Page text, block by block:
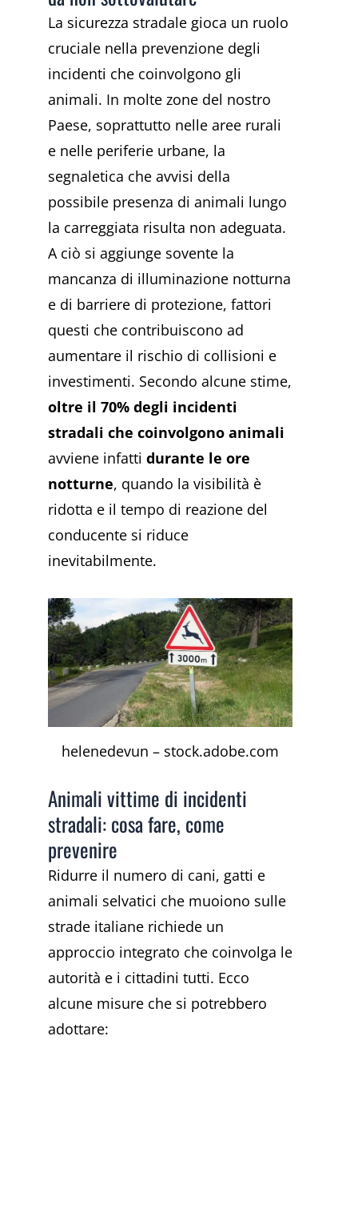
La sicurezza stradale gioca un ruolo
cruciale nella prevenzione degli
incidenti che coinvolgono gli
animali. In molte zone del nostro
Paese, soprattutto nelle aree rurali
e nelle periferie urbane, la
segnaletica che avvisi della
possibile presenza di animali lungo
la carreggiata risulta non adeguata.
A ciò si aggiunge sovente la
mancanza di illuminazione notturna
e di barriere di protezione, fattori
questi che contribuiscono ad
aumentare il rischio di collisioni e
investimenti. Secondo alcune stime,
oltre il 70% degli incidenti
stradali che coinvolgono animali
avviene infatti durante le ore
notturne, quando la visibilità è
ridotta e il tempo di reazione del
conducente si riduce
inevitabilmente.
helenedevun – stock.adobe.com
Animali vittime di incidenti
stradali: cosa fare, come
prevenire
Ridurre il numero di cani, gatti e
animali selvatici che muoiono sulle
strade italiane richiede un
approccio integrato che coinvolga le
autorità e i cittadini tutti. Ecco
alcune misure che si potrebbero
adottare: